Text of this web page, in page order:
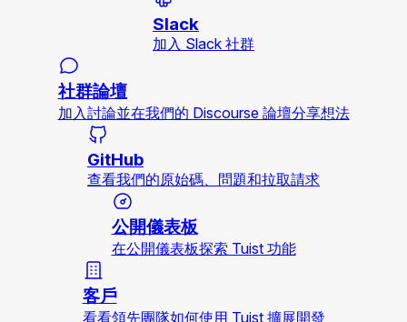
Slack
加入 Slack 社群
社群論壇
加入討論並在我們的 Discourse 論壇分享想法
GitHub
查看我們的原始碼、問題和拉取請求
公開儀表板
在公開儀表板探索 Tuist 功能
客戶
看看領先團隊如何使用 Tuist 擴展開發